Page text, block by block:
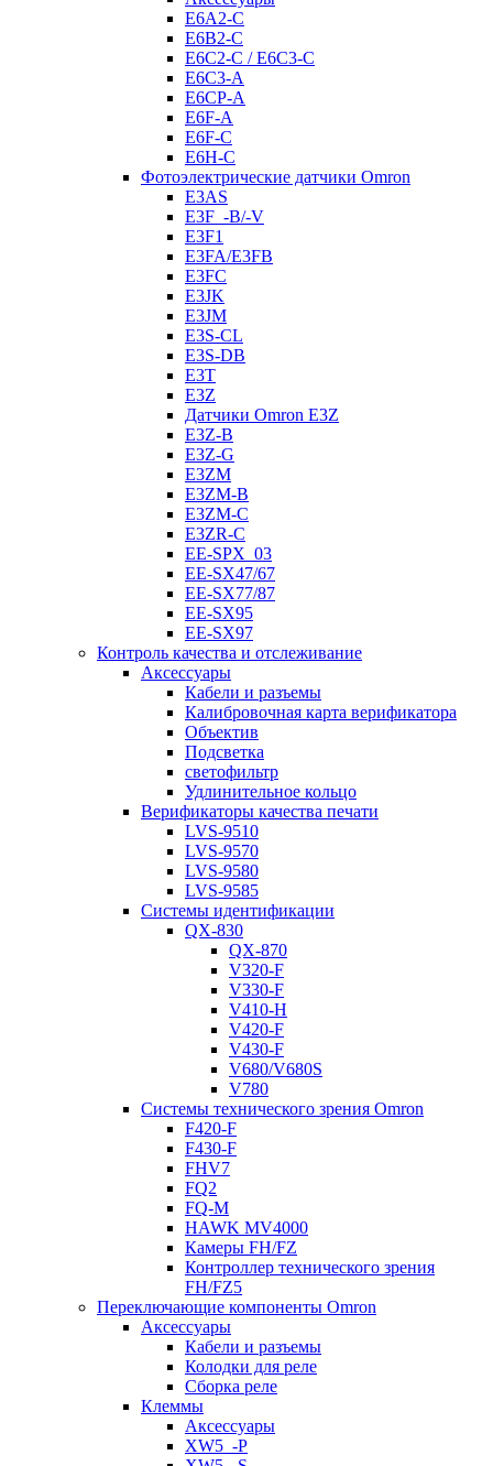
E6A2-C
E6B2-C
E6C2-C / E6C3-C
E6C3-A
E6CP-A
E6F-A
E6F-C
E6H-C
Фотоэлектрические датчики Omron
E3AS
E3F_-B/-V
E3F1
E3FA/E3FB
E3FC
E3JK
E3JM
E3S-CL
E3S-DB
E3T
E3Z
Датчики Omron E3Z
E3Z-B
E3Z-G
E3ZM
E3ZM-B
E3ZM-C
E3ZR-C
EE-SPX_03
EE-SX47/67
EE-SX77/87
EE-SX95
EE-SX97
Контроль качества и отслеживание
Аксессуары
Кабели и разъемы
Калибровочная карта верификатора
Объектив
Подсветка
светофильтр
Удлинительное кольцо
Верификаторы качества печати
LVS-9510
LVS-9570
LVS-9580
LVS-9585
Системы идентификации
QX-830
QX-870
V320-F
V330-F
V410-H
V420-F
V430-F
V680/V680S
V780
Системы технического зрения Omron
F420-F
F430-F
FHV7
FQ2
FQ-M
HAWK MV4000
Камеры FH/FZ
Контроллер технического зрения
FH/FZ5
Переключающие компоненты Omron
Аксессуары
Кабели и разъемы
Колодки для реле
Сборка реле
Клеммы
Аксессуары
XW5_-P